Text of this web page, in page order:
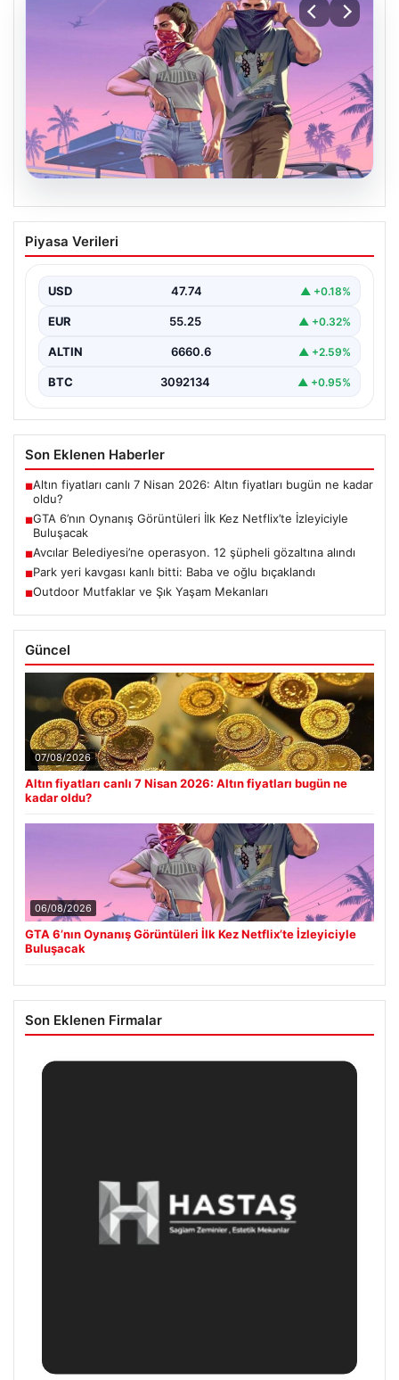
06.08.2026
GTA 6’nın Oynanış Görüntüleri İlk Kez
Netflix’te İzleyiciyle Buluşacak
olan Grand Theft Auto 6'nın oynanış videosunun 27…
Piyasa Verileri
USD 47.74 ▲ +0.18%
EUR 55.25 ▲ +0.32%
ALTIN 6660.6 ▲ +2.59%
BTC 3092134 ▲ +0.95%
Son Eklenen Haberler
■Altın fiyatları canlı 7 Nisan 2026: Altın fiyatları bugün ne kadar
oldu?
■GTA 6’nın Oynanış Görüntüleri İlk Kez Netflix’te İzleyiciyle
Buluşacak
■Avcılar Belediyesi’ne operasyon. 12 şüpheli gözaltına alındı
■Park yeri kavgası kanlı bitti: Baba ve oğlu bıçaklandı
■Outdoor Mutfaklar ve Şık Yaşam Mekanları
Güncel
07/08/2026
Altın fiyatları canlı 7 Nisan 2026: Altın fiyatları bugün ne
kadar oldu?
06/08/2026
GTA 6’nın Oynanış Görüntüleri İlk Kez Netflix’te İzleyiciyle
Buluşacak
Son Eklenen Firmalar